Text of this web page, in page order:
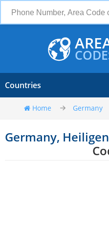
Countries
Home Germany
Germany,